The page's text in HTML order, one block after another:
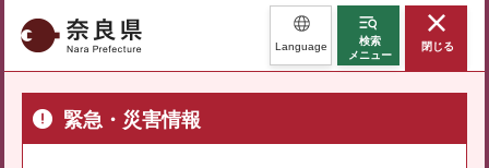
奈良県 Language
検索
メニュー
閉じる
緊急・災害情報